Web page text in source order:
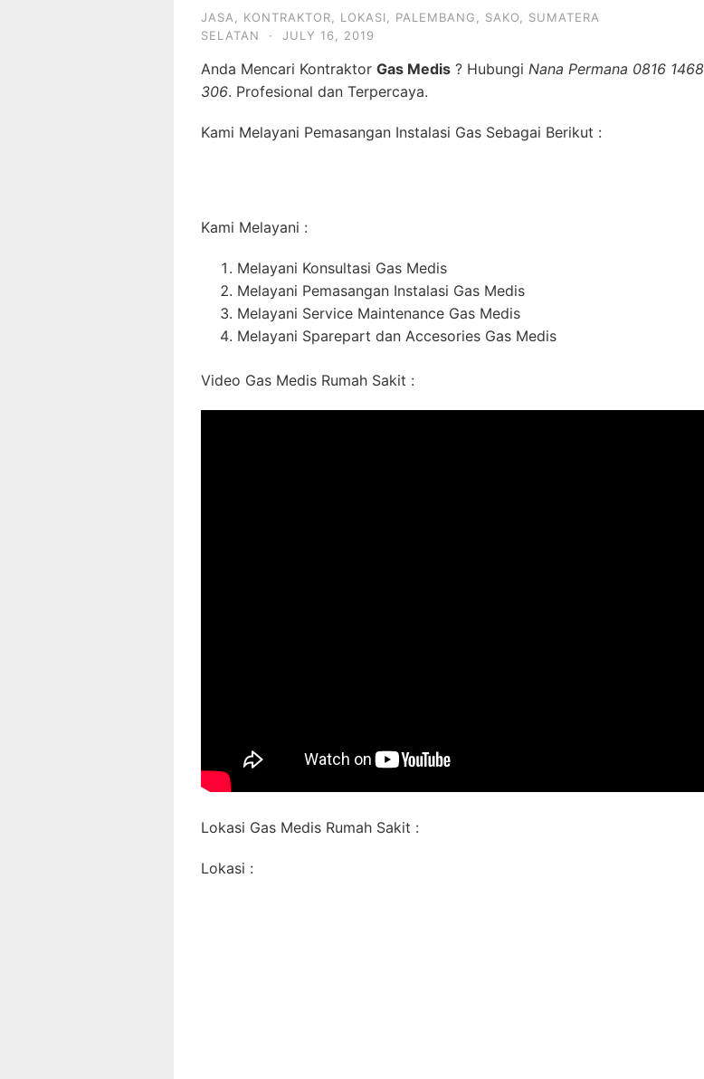
JASA KONTRAKTOR LOKASI PALEMBANG SAKO
SUMATERA
SELATAN
· JULY 16, 2019
Anda Mencari Kontraktor Gas Medis ? Hubungi Nana Permana 0816 1468
306. Profesional dan Terpercaya.
Kami Melayani Pemasangan Instalasi Gas Sebagai Berikut :
Kami Melayani :
Melayani Konsultasi Gas Medis
Melayani Pemasangan Instalasi Gas Medis
Melayani Service Maintenance Gas Medis
Melayani Sparepart dan Accesories Gas Medis
Video Gas Medis Rumah Sakit :
Lokasi Gas Medis Rumah Sakit :
Lokasi :